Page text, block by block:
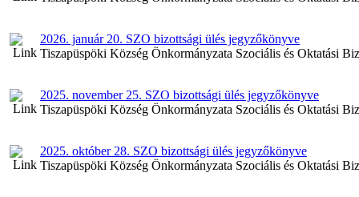
2026. január 20. SZO bizottsági ülés jegyzőkönyve
Tiszapüspöki Község Önkormányzata Szociális és Oktatási
2025. november 25. SZO bizottsági ülés jegyzőkönyve
Tiszapüspöki Község Önkormányzata Szociális és Oktatási
2025. október 28. SZO bizottsági ülés jegyzőkönyve
Tiszapüspöki Község Önkormányzata Szociális és Oktatási